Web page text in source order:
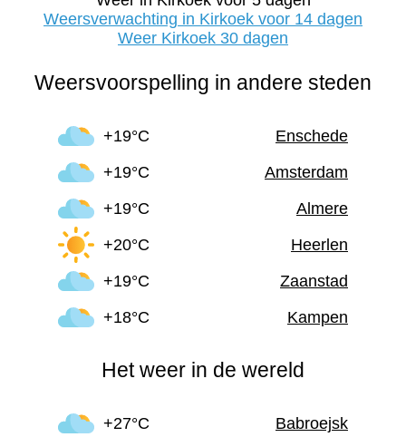
Weersverwachting in Kirkoek voor 14 dagen
Weer Kirkoek 30 dagen
Weersvoorspelling in andere steden
+19°C
Enschede
+19°C
Amsterdam
+19°C
Almere
+20°C
Heerlen
+19°C
Zaanstad
+18°C
Kampen
Het weer in de wereld
+27°C Babroejsk